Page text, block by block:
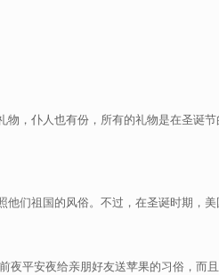
，仆人也有份，所有的礼物是在圣诞
们祖国的风俗。不过，在圣诞时期，
平安夜给亲朋好友送苹果的习俗，而